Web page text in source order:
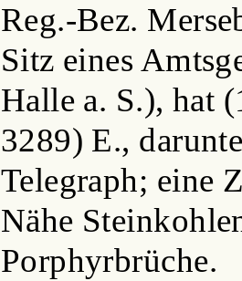
Reg.-Bez.
Sitz eines
Halle a. S.), hat
3289) E.,
Telegraph; eine
Nähe
Porphyrbrüche.